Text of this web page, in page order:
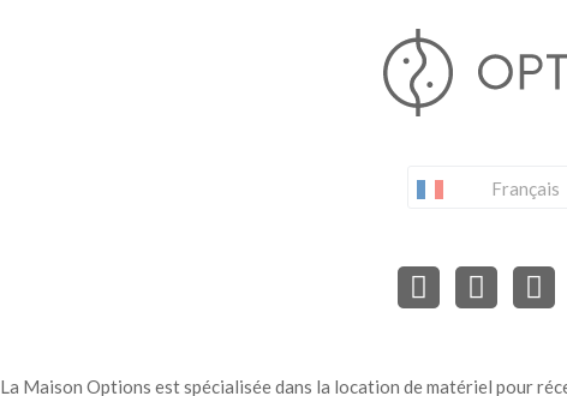
Français
La Maison Options est spécialisée dans la location de matériel pour